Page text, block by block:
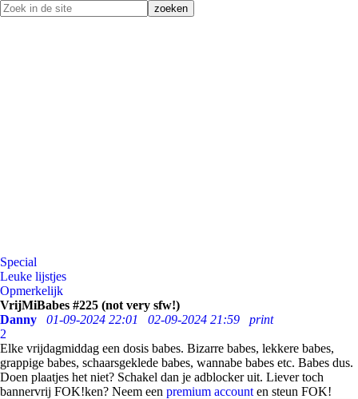
Special
Leuke lijstjes
Opmerkelijk
VrijMiBabes #225 (not very sfw!)
Danny
01-09-2024 22:01 02-09-2024 21:59
print
2
Elke vrijdagmiddag een dosis babes. Bizarre babes, lekkere babes,
grappige babes, schaarsgeklede babes, wannabe babes etc. Babes dus.
Doen plaatjes het niet? Schakel dan je adblocker uit. Liever toch
bannervrij FOK!ken? Neem een premium account en steun FOK!